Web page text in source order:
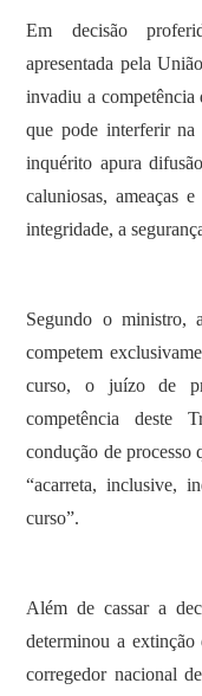
Em decisão
apresentada pela
invadiu a
que pode interferir
inquérito apura
caluniosas, ameaças
integridade, a
Segundo o ministro,
competem
curso, o juízo de
competência deste
condução de processo
“acarreta, inclusive,
curso”.
Além de cassar a
determinou a
corregedor nacional